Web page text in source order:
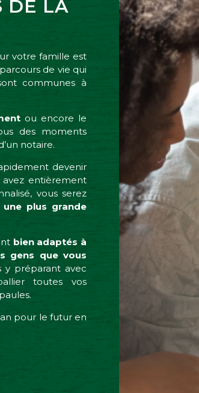
DE LA
votre famille est
de vie qui
communes à
ou encore le
des moments
notaire.
devenir
entièrement
vous serez
plus grande
bien adaptés à
gens que vous
y préparant avec
toutes vos
pour le futur en